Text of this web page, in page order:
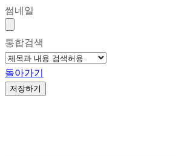
썸네일
통합검색
돌아가기
저장하기